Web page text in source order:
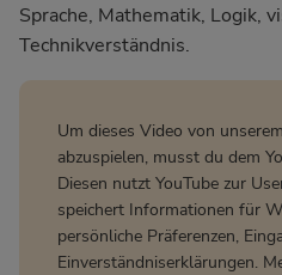
Sprache, Mathematik, Logik,
Technikverständnis.
Um dieses Video von
abzuspielen, musst du dem
Diesen nutzt YouTube zur
speichert Informationen für
persönliche Präferenzen,
Einverständniserklärungen.